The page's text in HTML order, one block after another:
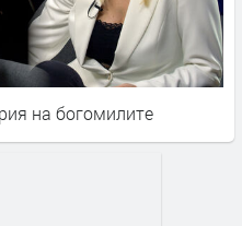
на богомилите